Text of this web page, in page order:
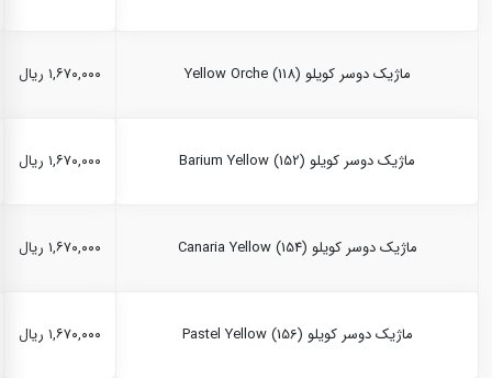
ماژیک دوسر کویلو Yellow Orche (118) ۱,۶۷۰,۰۰۰ ریال
ماژیک دوسر کویلو Barium Yellow (152) ۱,۶۷۰,۰۰۰ ریال
ماژیک دوسر کویلو Canaria Yellow (154) ۱,۶۷۰,۰۰۰ ریال
ماژیک دوسر کویلو Pastel Yellow (156) ۱,۶۷۰,۰۰۰ ریال